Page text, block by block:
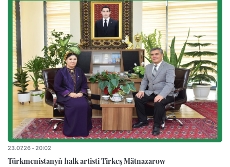
23.07.26 - 20:02
Türkmenistanyň halk artisti Tirkeş Mätnazarow